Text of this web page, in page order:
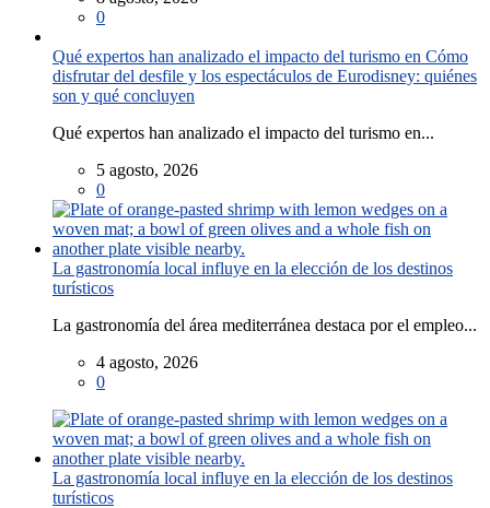
0
Qué expertos han analizado el impacto del turismo en Cómo
disfrutar del desfile y los espectáculos de Eurodisney: quiénes
son y qué concluyen
Qué expertos han analizado el impacto del turismo en...
5 agosto, 2026
0
La gastronomía local influye en la elección de los destinos
turísticos
La gastronomía del área mediterránea destaca por el empleo...
4 agosto, 2026
0
La gastronomía local influye en la elección de los destinos
turísticos